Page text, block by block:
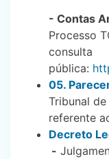
- Contas
Processo
consulta
pública:
05.
Tribunal
referente
Decreto
-